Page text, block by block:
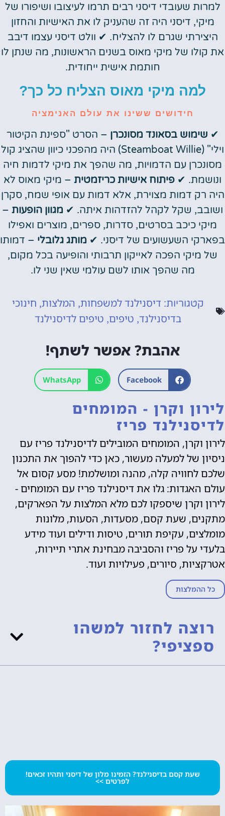
למרות שעובדי דיסני רבים תרמו לעיצובו ושיפורו של
מיקי, דיסני היה זה שהעניק לו את האישיות והחזון
היצירתי שגרם לו להצליח. ✔ וולט דיסני עצמו דיבב
את קולו של מיקי מאוס בשנים הראשונות, מה שנתן לו
חותמת אישית ייחודית.
למה מיקי מאוס הצליח כל כך?
חידושים ששינו את עולם האנימציה
✔ שימוש בסאונד מסונכרן – הסרט "ספינת הקיטור
וילי" (Steamboat Willie) היה מהפכני כיוון שהציג קול
מסונכרן עם הדמויות, מה שהפך את מיקי לדמות חיה
ונושמת. ✔ פיתוח אישיות כריזמטית – מיקי מאוס לא
היה רק דמות מצוירת, אלא דמות עם אופי שמח, סקרן
ושובב, שקל לקהל להזדהות איתה. ✔ מגוון הופעות –
מיקי כיכב בסרטים, סדרות, ספרים, מוצרים ואפילו
בפארקי השעשועים של דיסני. ✔ מותג גלובלי – דמותו
של מיקי הפכה לאייקון תרבותי והופיעה בכל מקום,
מה שהפך אותו לשם עולמי שאין שני לו.
קטגוריות: דיסנילנד למשפחות, המלצות, חינוכי
בדיסנילנד, טיפים, טיפים לדיסנילנד
אהבת? אפשר לשתף!
Facebook
WhatsApp
לירון וקרן - המומחים
לדיסנילנד פריז
לירון וקרן, המומחים המובילים לדיסנילנד פריז עם
ניסיון של למעלה מעשור, כאן כדי להפוך את התכנון
שלכם לחוויה קלה, מהנה ומושלמת! מסע קסום אל
עולם האגדות: גלו את דיסנילנד פריז עם המומחים -
לירון וקרן שיספקו לכם מלא המלצות על הפארקים,
מתקנים, שעת קסם, מסעדות, הסעות, מלונות
מומלצים, עקיפת תורים, טיסות ודילים ועוד מידע
בלעדי על פריז והסביבה מבחינת אתרי תיירות,
אטרקציות, סיורים, פעילויות ועוד.
כל ההמלצות
רוצה לחזור למשהו
ספציפי?
שעת קסם בדיסנילנד? הזמינו מלון של דיסני ותהיו זכאים!
לפרטים >>